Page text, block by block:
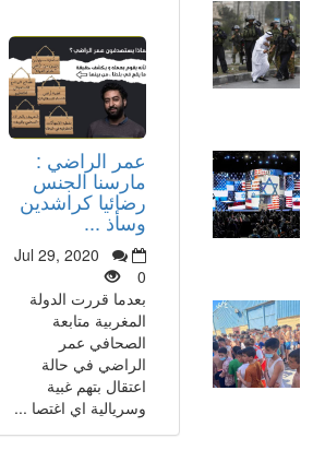
عمر الراضي :
مارسنا الجنس
رضائيا كراشدين
وسأذ ...
Jul 29, 2020
0
بعدما قررت الدولة
المغربية متابعة
الصحافي عمر
الراضي في حالة
اعتقال بتهم غبية
وسريالية اي اغتصا ...